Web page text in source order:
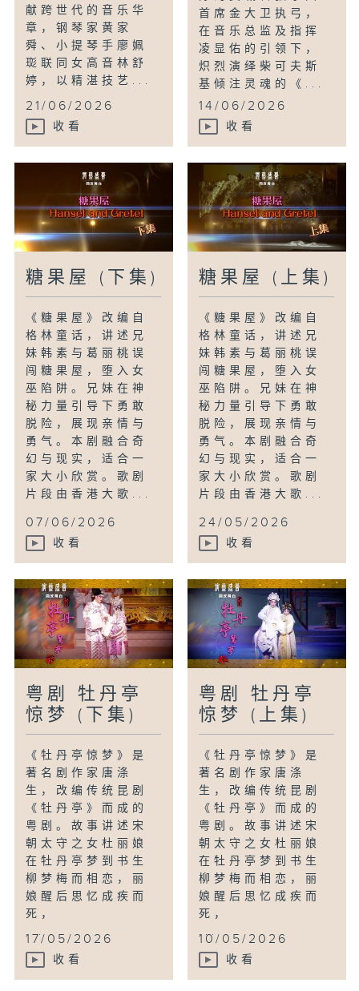
献跨世代的音乐华
章，钢琴家黄家
舜、小提琴手廖姵
珳联同女高音林舒
婷，以精湛技艺...
21/06/2026
收看
首席金大卫执弓，
在音乐总监及指挥
凌显佑的引领下，
炽烈演绎柴可夫斯
基倾注灵魂的《...
14/06/2026
收看
糖果屋 (下集)
《糖果屋》改编自
格林童话，讲述兄
妹韩素与葛丽桃误
闯糖果屋，堕入女
巫陷阱。兄妹在神
秘力量引导下勇敢
脱险，展现亲情与
勇气。本剧融合奇
幻与现实，适合一
家大小欣赏。歌剧
片段由香港大歌...
07/06/2026
收看
糖果屋 (上集)
《糖果屋》改编自
格林童话，讲述兄
妹韩素与葛丽桃误
闯糖果屋，堕入女
巫陷阱。兄妹在神
秘力量引导下勇敢
脱险，展现亲情与
勇气。本剧融合奇
幻与现实，适合一
家大小欣赏。歌剧
片段由香港大歌...
24/05/2026
收看
粤剧 牡丹亭
惊梦 (下集)
《牡丹亭惊梦》是
著名剧作家唐涤
生，改编传统昆剧
《牡丹亭》而成的
粤剧。故事讲述宋
朝太守之女杜丽娘
在牡丹亭梦到书生
柳梦梅而相恋，丽
娘醒后思忆成疾而
死，
...
17/05/2026
收看
粤剧 牡丹亭
惊梦 (上集)
《牡丹亭惊梦》是
著名剧作家唐涤
生，改编传统昆剧
《牡丹亭》而成的
粤剧。故事讲述宋
朝太守之女杜丽娘
在牡丹亭梦到书生
柳梦梅而相恋，丽
娘醒后思忆成疾而
死，
...
10/05/2026
收看